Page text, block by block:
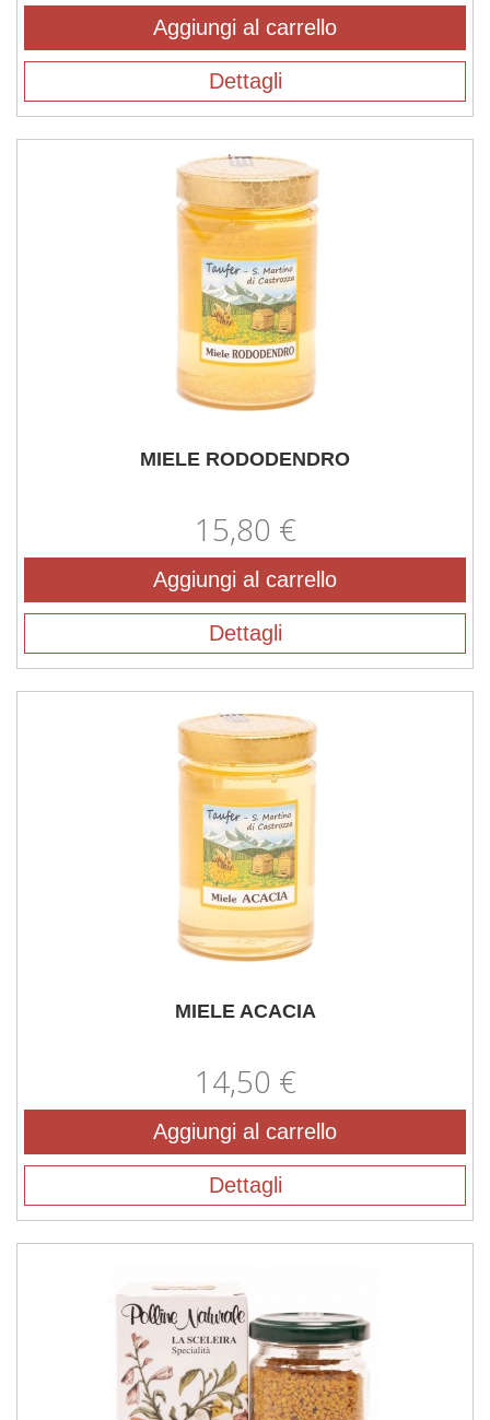
Aggiungi al carrello
Dettagli
MIELE RODODENDRO
15,80 €
Aggiungi al carrello
Dettagli
MIELE ACACIA
14,50 €
Aggiungi al carrello
Dettagli